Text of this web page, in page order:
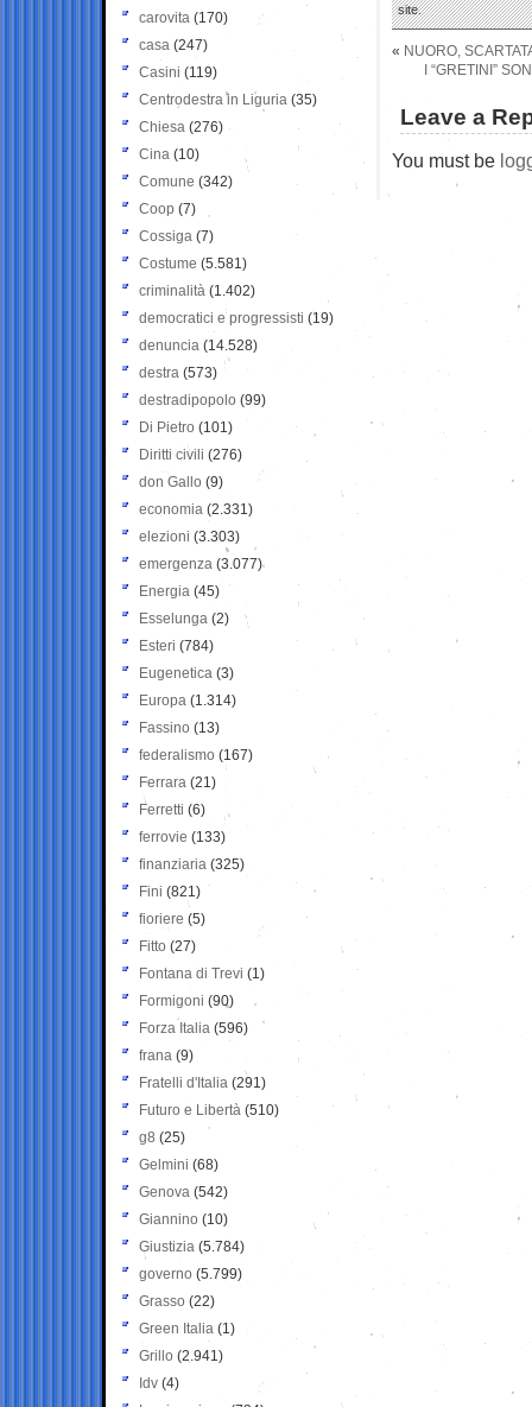
site.
« NUORO,
I “GRETINI”
Leave a
You must be
carovita (170)
casa (247)
Casini (119)
Centrodestra in Liguria (35)
Chiesa (276)
Cina (10)
Comune (342)
Coop (7)
Cossiga (7)
Costume (5.581)
criminalità (1.402)
democratici e progressisti (19)
denuncia (14.528)
destra (573)
destradipopolo (99)
Di Pietro (101)
Diritti civili (276)
don Gallo (9)
economia (2.331)
elezioni (3.303)
emergenza (3.077)
Energia (45)
Esselunga (2)
Esteri (784)
Eugenetica (3)
Europa (1.314)
Fassino (13)
federalismo (167)
Ferrara (21)
Ferretti (6)
ferrovie (133)
finanziaria (325)
Fini (821)
fioriere (5)
Fitto (27)
Fontana di Trevi (1)
Formigoni (90)
Forza Italia (596)
frana (9)
Fratelli d'Italia (291)
Futuro e Libertà (510)
g8 (25)
Gelmini (68)
Genova (542)
Giannino (10)
Giustizia (5.784)
governo (5.799)
Grasso (22)
Green Italia (1)
Grillo (2.941)
Idv (4)